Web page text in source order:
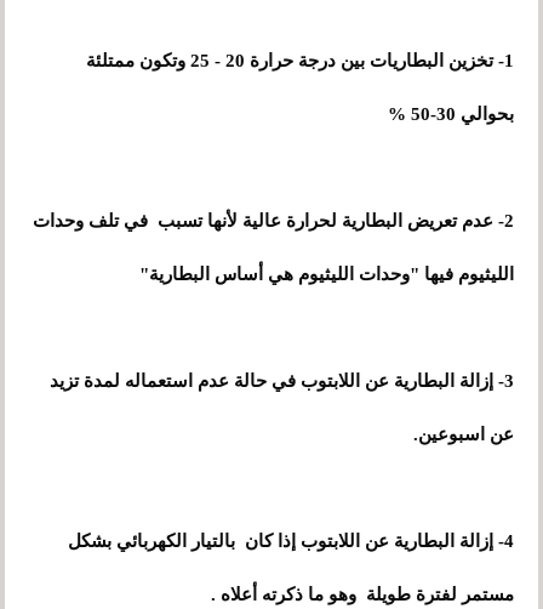
1- تخزين البطاريات بين درجة حرارة 20 - 25 وتكون ممتلئة
بحوالي 30-50 %
2- عدم تعريض البطارية لحرارة عالية لأنها تسبب في تلف وحدات
الليثيوم فيها "وحدات الليثيوم هي أساس البطارية"
3- إزالة البطارية عن اللابتوب في حالة عدم استعماله لمدة تزيد
عن اسبوعين.
4- إزالة البطارية عن اللابتوب إذا كان بالتيار الكهربائي بشكل
مستمر لفترة طويلة وهو ما ذكرته أعلاه .